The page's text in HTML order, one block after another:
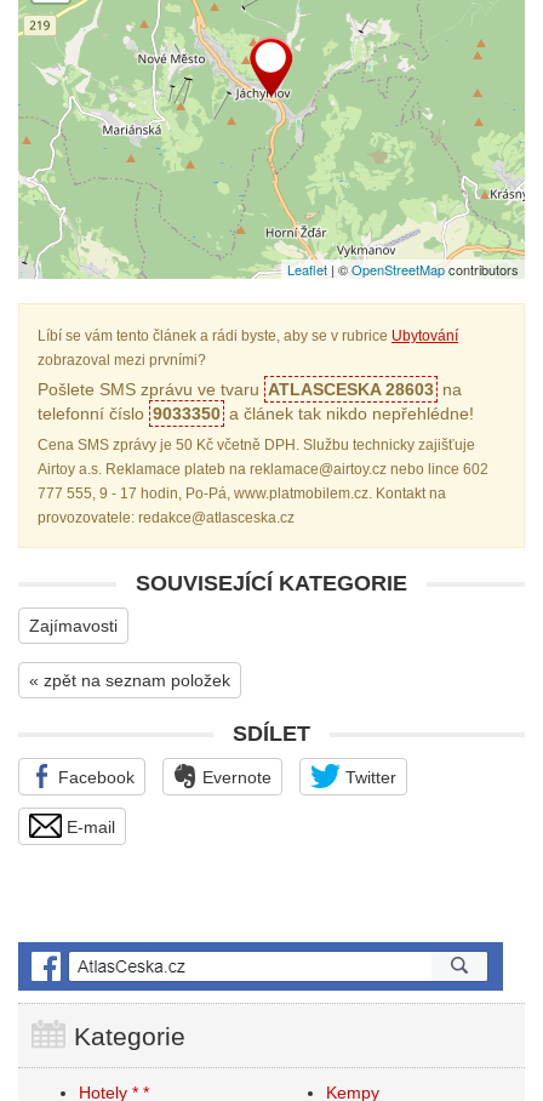
Leaflet | ©OpenStreetMapcontributors
Líbí se vám tento článek a rádi byste, aby se v rubrice Ubytování
zobrazoval mezi prvními?
Pošlete SMS zprávu ve tvaru ATLASCESKA 28603 na
telefonní číslo 9033350 a článek tak nikdo nepřehlédne!
Cena SMS zprávy je 50 Kč včetně DPH. Službu technicky zajišťuje
Airtoy a.s. Reklamace plateb na reklamace@airtoy.cz nebo lince 602
777 555, 9 - 17 hodin, Po-Pá, www.platmobilem.cz. Kontakt na
provozovatele: redakce@atlasceska.cz
SOUVISEJÍCÍ KATEGORIE
Zajímavosti
« zpět na seznam položek
SDÍLET
Facebook Evernote Twitter
E-mail
Kategorie
Hotely * * Kempy